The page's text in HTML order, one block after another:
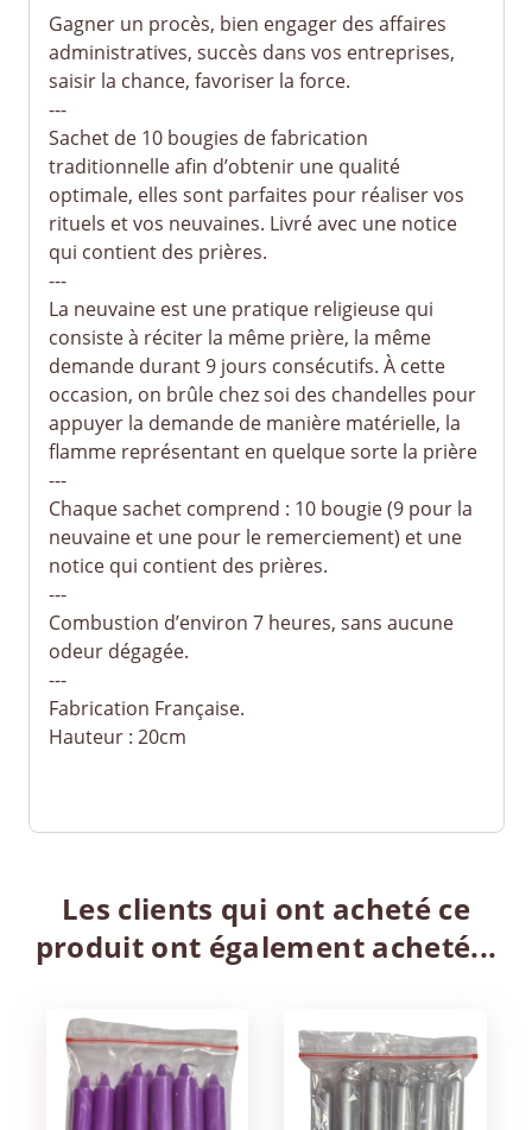
Gagner un procès, bien engager des affaires
administratives, succès dans vos entreprises,
saisir la chance, favoriser la force.
---
Sachet de 10 bougies de fabrication
traditionnelle afin d’obtenir une qualité
optimale, elles sont parfaites pour réaliser vos
rituels et vos neuvaines. Livré avec une notice
qui contient des prières.
---
La neuvaine est une pratique religieuse qui
consiste à réciter la même prière, la même
demande durant 9 jours consécutifs. À cette
occasion, on brûle chez soi des chandelles pour
appuyer la demande de manière matérielle, la
flamme représentant en quelque sorte la prière
---
Chaque sachet comprend : 10 bougie (9 pour la
neuvaine et une pour le remerciement) et une
notice qui contient des prières.
---
Combustion d’environ 7 heures, sans aucune
odeur dégagée.
---
Fabrication Française.
Hauteur : 20cm
Les clients qui ont acheté ce
produit ont également acheté...